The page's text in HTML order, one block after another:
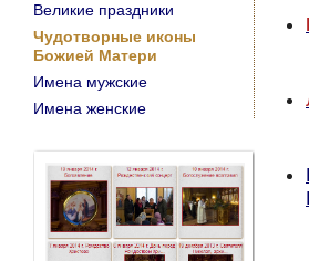
Великие праздники
Чудотворные иконы
Божией Матери
Имена мужские
Имена женские